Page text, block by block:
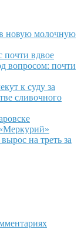
новую молочную
почти вдвое
вопросом: почти
к суду за
сливочного
на треть за